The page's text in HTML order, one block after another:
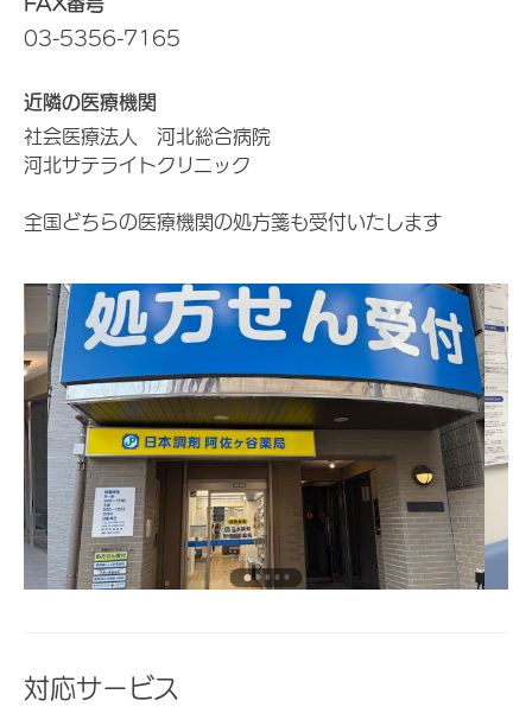
03-5356-7165
近隣の医療機関
社会医療法人 河北総合病院
河北サテライトクリニック
全国どちらの医療機関の処方箋も受付いたします
対応サービス